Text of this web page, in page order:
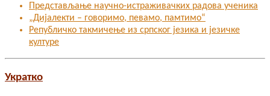
Представљање научно-истраживачких радова ученика
„Дијалекти – говоримо, певамо, памтимо“
Републичко такмичење из српског језика и језичке
културе
Укратко